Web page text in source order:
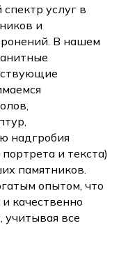
услуг в
и
В нашем
надгробия
и текста)
памятников.
опытом, что
качественно
все